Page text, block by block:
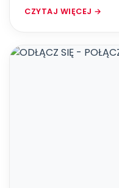
CZYTAJ WIĘCEJ →